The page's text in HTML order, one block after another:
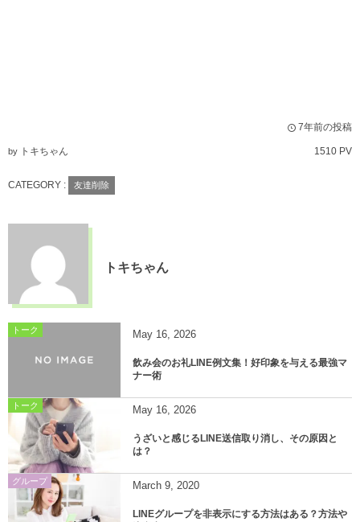
7年前の投稿
by トキちゃん 1510 PV
CATEGORY : 友達削除
トキちゃん
トーク May 16, 2026
飲み会のお礼LINE例文集！好印象を与える最強マ
ナー術
トーク May 16, 2026
うざいと感じるLINE送信取り消し、その原因と
は？
グループ March 9, 2020
LINEグループを非表示にする方法はある？方法や